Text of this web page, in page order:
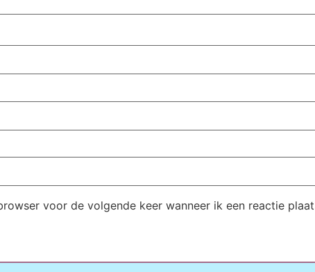
voor de volgende keer wanneer ik een reactie